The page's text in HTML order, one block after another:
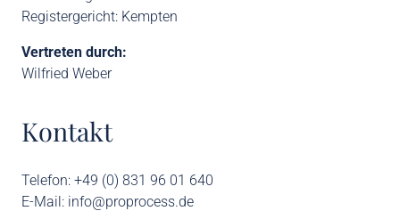
Registergericht: Kempten
Vertreten durch:
Wilfried Weber
Kontakt
Telefon: +49 (0) 831 96 01 640
E-Mail: info@proprocess.de